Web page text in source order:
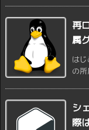
再
属
は
の
シ
際